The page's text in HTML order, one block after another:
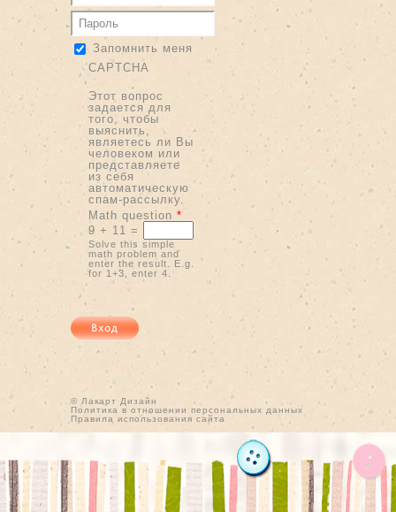
Запомнить меня
CAPTCHA
Этот вопрос
задается для
того, чтобы
выяснить,
являетесь ли Вы
человеком или
представляете
из себя
автоматическую
спам-рассылку.
Math question *
9 + 11 =
Solve this simple
math problem and
enter the result. E.g.
for 1+3, enter 4.
© Лакарт Дизайн
Политика в отношении персональных данных
Правила использования сайта